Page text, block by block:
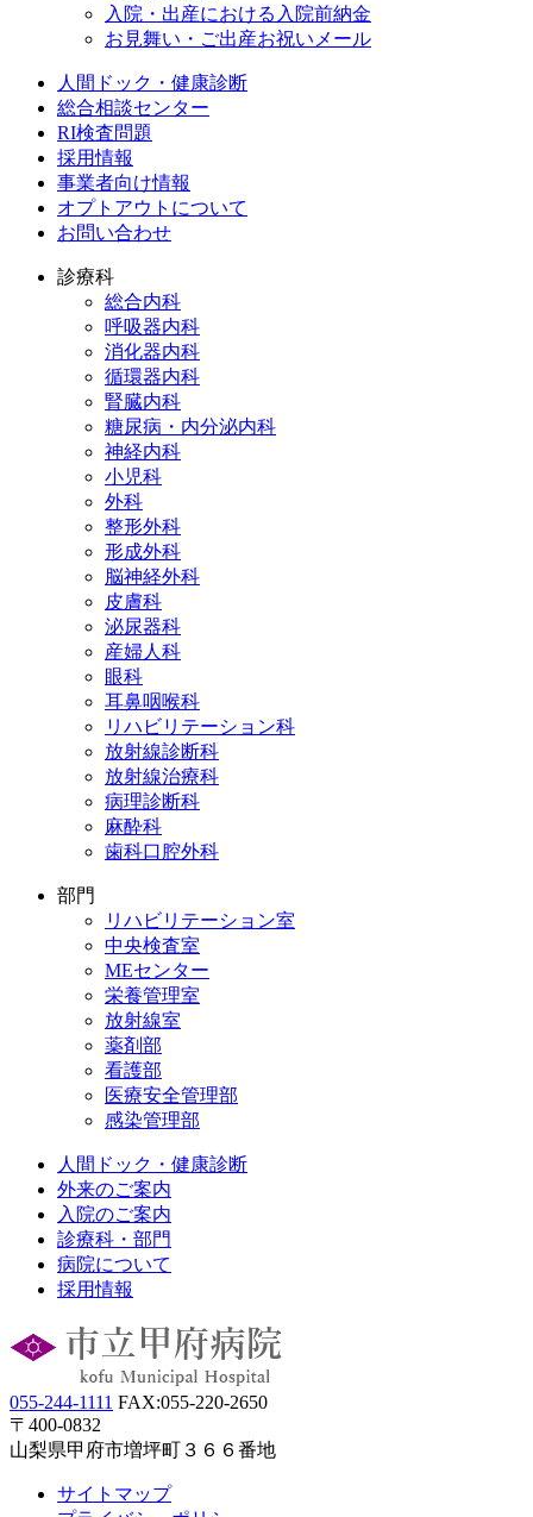
入院・出産における入院前納金
お見舞い・ご出産お祝いメール
人間ドック・健康診断
総合相談センター
RI検査問題
採用情報
事業者向け情報
オプトアウトについて
お問い合わせ
診療科
総合内科
呼吸器内科
消化器内科
循環器内科
腎臓内科
糖尿病・内分泌内科
神経内科
小児科
外科
整形外科
形成外科
脳神経外科
皮膚科
泌尿器科
産婦人科
眼科
耳鼻咽喉科
リハビリテーション科
放射線診断科
放射線治療科
病理診断科
麻酔科
歯科口腔外科
部門
リハビリテーション室
中央検査室
MEセンター
栄養管理室
放射線室
薬剤部
看護部
医療安全管理部
感染管理部
人間ドック・健康診断
外来のご案内
入院のご案内
診療科・部門
病院について
採用情報
055-244-1111 FAX:055-220-2650
〒400-0832
山梨県甲府市増坪町３６６番地
サイトマップ